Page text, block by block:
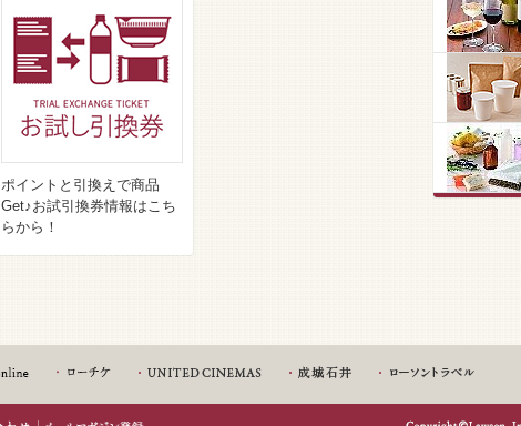
ポイントと引換えで商品
Get♪お試引換券情報はこち
らから！